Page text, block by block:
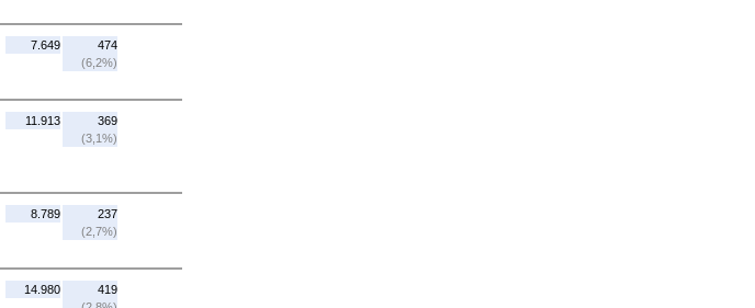
7.649
474
(6,2%)
11.913
369
(3,1%)
8.789
237
(2,7%)
14.980
419